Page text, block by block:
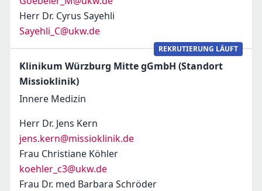
Herr Dr. Cyrus Sayehli
Sayehli_C@ukw.de
REKRUTIERUNG LÄUFT
Klinikum Würzburg Mitte gGmbH (Standort
Missioklinik)
Innere Medizin
Herr Dr. Jens Kern
jens.kern@missioklinik.de
Frau Christiane Köhler
koehler_c3@ukw.de
Frau Dr. med Barbara Schröder